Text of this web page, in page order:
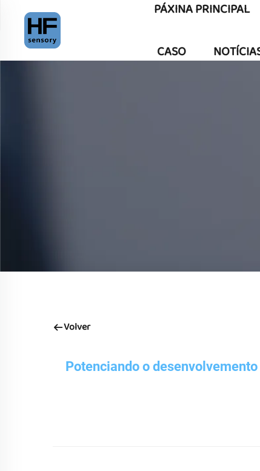
PÁXINA PRINCIPAL
CASO
Volver
Potenciando o